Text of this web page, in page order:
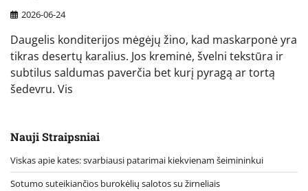
2026-06-24
Daugelis konditerijos mėgėjų žino, kad maskarponė yra
tikras desertų karalius. Jos kreminė, švelni tekstūra ir
subtilus saldumas paverčia bet kurį pyragą ar tortą
šedevru. Vis
Nauji Straipsniai
Viskas apie kates: svarbiausi patarimai kiekvienam šeimininkui
Sotumo suteikiančios burokėlių salotos su žirneliais